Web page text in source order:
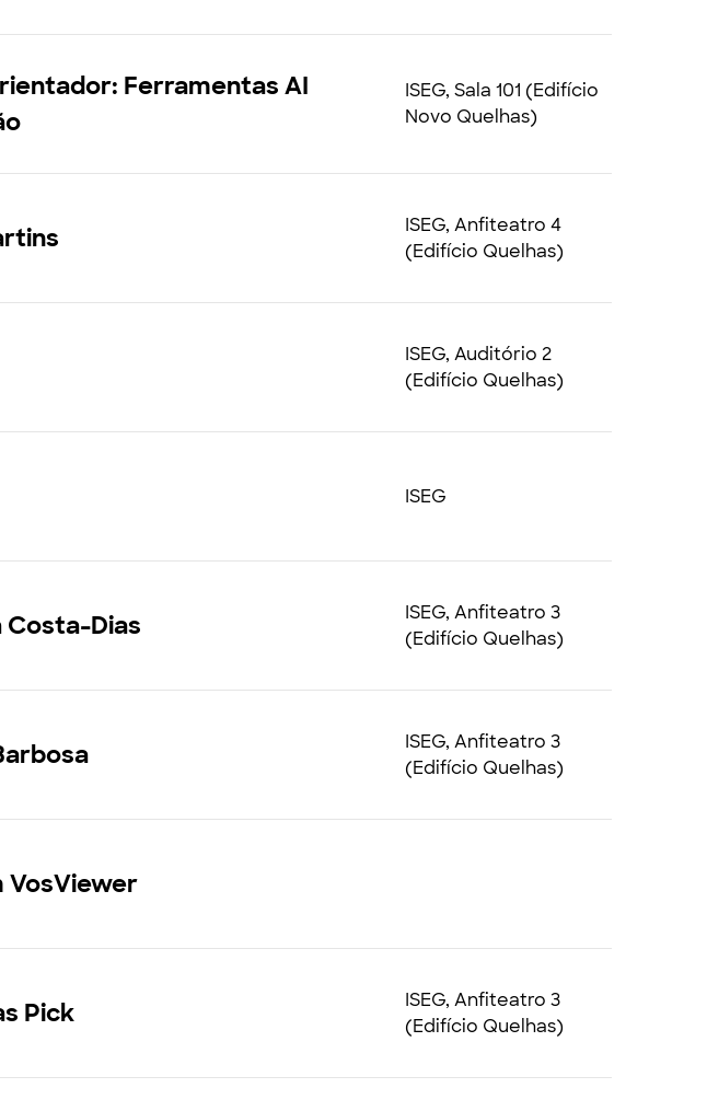
Ferramentas AI
ISEG, Sala 101 (Edifício
Novo Quelhas)
ISEG, Anfiteatro 4
(Edifício Quelhas)
ISEG, Auditório 2
(Edifício Quelhas)
ISEG
Costa-Dias
ISEG, Anfiteatro 3
(Edifício Quelhas)
ISEG, Anfiteatro 3
(Edifício Quelhas)
VosViewer
Pick
ISEG, Anfiteatro 3
(Edifício Quelhas)